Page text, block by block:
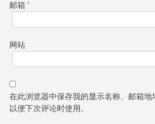
邮箱 *
网站
在此浏览器中保存我的显示名称、邮箱地
以便下次评论时使用。